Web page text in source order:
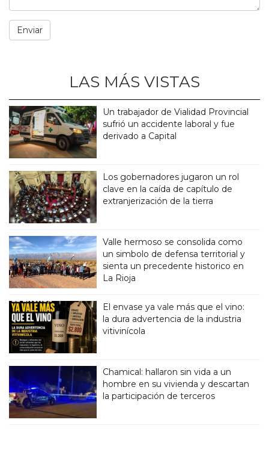
LAS MÁS VISTAS
Un trabajador de Vialidad Provincial
sufrió un accidente laboral y fue
derivado a Capital
Los gobernadores jugaron un rol
clave en la caída de capítulo de
extranjerización de la tierra
Valle hermoso se consolida como
un simbolo de defensa territorial y
sienta un precedente historico en
La Rioja
El envase ya vale más que el vino:
la dura advertencia de la industria
vitivinícola
Chamical: hallaron sin vida a un
hombre en su vivienda y descartan
la participación de terceros